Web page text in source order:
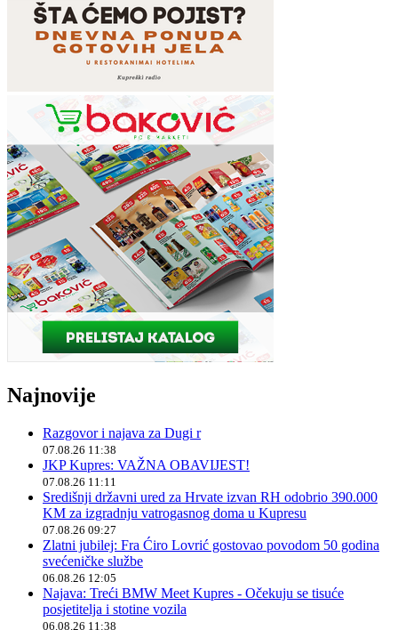
Najnovije
Razgovor i najava za Dugi r
07.08.26 11:38
JKP Kupres: VAŽNA OBAVIJEST!
07.08.26 11:11
Središnji državni ured za Hrvate izvan RH odobrio 390.000
KM za izgradnju vatrogasnog doma u Kupresu
07.08.26 09:27
Zlatni jubilej: Fra Ćiro Lovrić gostovao povodom 50 godina
svećeničke službe
06.08.26 12:05
Najava: Treći BMW Meet Kupres - Očekuju se tisuće
posjetitelja i stotine vozila
06.08.26 11:38